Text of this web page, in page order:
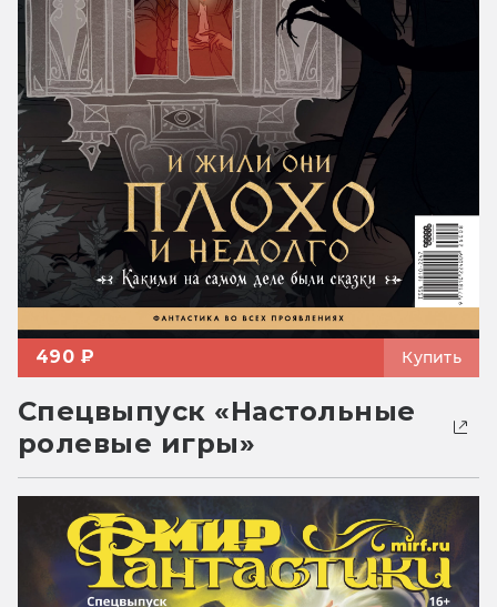
490 ₽ Купить
Спецвыпуск «Настольные
ролевые игры»